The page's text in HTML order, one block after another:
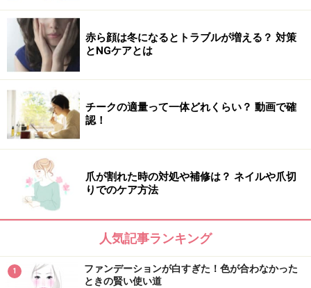
すべての肌タイプ、肌悩みに応える野菜からできた新オ
イル美容液
“肌の食事＝スキンケアフード”という考えのもと、ビタ
ミンC、Eなどを含むヘルシーな野菜から抽出したオイ
ル、果物やハーブから得られる精油をブレンドして作っ
た天然由来100％のオイル美容液。瞬時に肌の柔らかさ
となめらかさを実感できる。とことん品質にこだわりな
がらのプチプライスもうれしい。PS ビューティーベジ
オイル 18ml／1800円（税抜・10月27日発売予定）／
PS collection
赤ら顔は冬になるとトラブルが増える？ 対策
とNGケアとは
チークの適量って一体どれくらい？ 動画で確
認！
爪が割れた時の対処や補修は？ ネイルや爪切
りでのケア方法
人気記事ランキング
1
ファンデーションが白すぎた！色が合わなかった
ときの賢い使い道